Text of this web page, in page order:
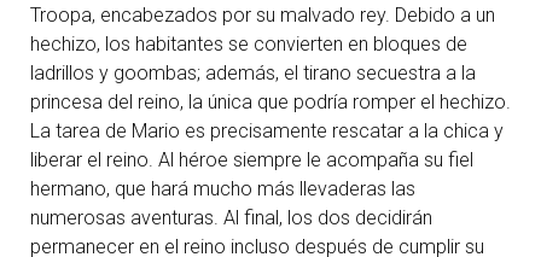
Troopa, encabezados por su malvado rey. Debido a un
hechizo, los habitantes se convierten en bloques de
ladrillos y goombas; además, el tirano secuestra a la
princesa del reino, la única que podría romper el hechizo.
La tarea de Mario es precisamente rescatar a la chica y
liberar el reino. Al héroe siempre le acompaña su fiel
hermano, que hará mucho más llevaderas las
numerosas aventuras. Al final, los dos decidirán
permanecer en el reino incluso después de cumplir su